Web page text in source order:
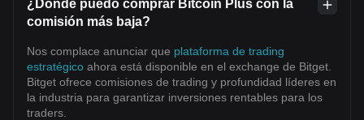
¿Dónde puedo comprar Bitcoin Plus con la
comisión más baja?
Nos complace anunciar que plataforma de trading
estratégico ahora está disponible en el exchange de Bitget.
Bitget ofrece comisiones de trading y profundidad líderes en
la industria para garantizar inversiones rentables para los
traders.